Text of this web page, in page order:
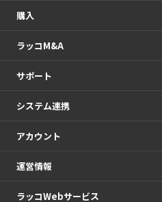
購入
ラッコM&A
サポート
システム連携
アカウント
運営情報
ラッコWebサービス